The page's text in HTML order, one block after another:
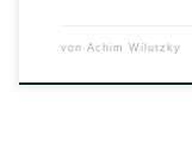
von Achim Wilutzky